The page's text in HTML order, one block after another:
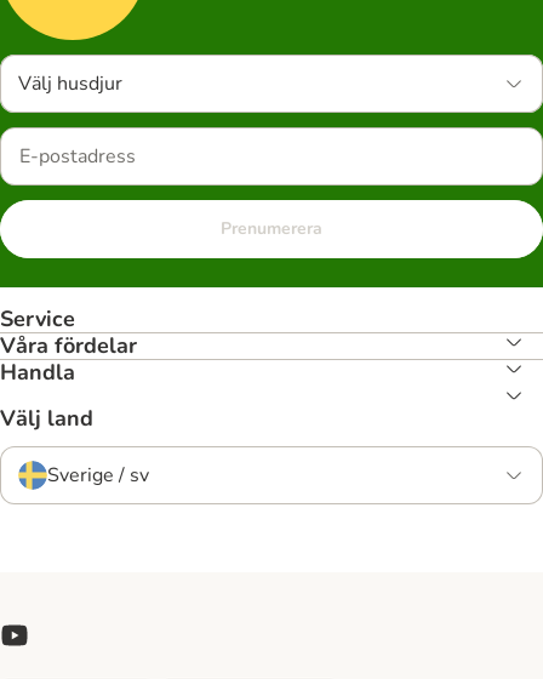
Välj husdjur
Prenumerera
Service
Våra fördelar
Handla
Välj land
Sverige / sv